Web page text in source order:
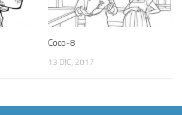
Coco-8
13 DIC, 2017